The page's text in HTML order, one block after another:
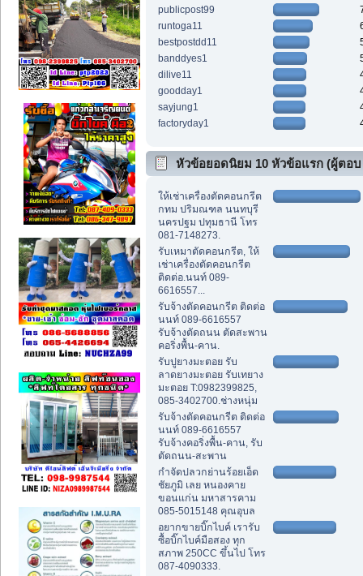
publicpost99
runtoga11
bestpostdd11
banddyes1
dilive11
goodday1
sayjung1
factoryday1
หัวข้อยอดนิยม 10 หัวข้อแรก (ผู้ตอบ
สูงสุด)
ให้เช่าเครื่องตัดคอนกรีต
กทม ปริมณฑล นนทบุรี
นครปฐม ปทุมธานี โทร
081-7148273.
รับเหมาตัดคอนกรีต, ให้
เช่าเครื่องตัดคอนกรีต
ติดต่อ.นนท์ 089-
6616557...
รับจ้างตัดคอนกรีต ติดต่อ
นนท์ 089-6616557
รับจ้างตัดถนน ตัดสะพาน
คอริ่งพื้น-คาน.
รับปูยางมะตอย รับ
ลาดยางมะตอย รับเทยาง
มะตอย T:0982399825,
085-3402700.ช่างหนุ่ม
รับจ้างตัดคอนกรีต ติดต่อ
นนท์ 089-6616557
รับจ้างคอริ่งพื้น-คาน, รับ
ตัดถนน-สะพาน
กำจัดปลวกย่านร้อยเอ็ด
ชัยภูมิ เลย หนองคาย
ขอนแก่น มหาสารคาม
085-5015148 คุณอุบล
อยากขายบิ๊กไบค์ เรารับ
ซื้อบิ๊กไบค์มือสอง ทุก
สภาพ 250CC ขึ้นไป โทร
087-4090333.